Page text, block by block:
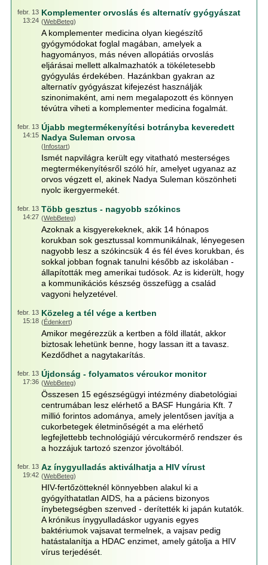
febr. 13
13:24
Komplementer orvoslás és alternatív gyógyászat
(WebBeteg)
A komplementer medicina olyan kiegészítő
gyógymódokat foglal magában, amelyek a
hagyományos, más néven allopátiás orvoslás
eljárásai mellett alkalmazhatók a tökéletesebb
gyógyulás érdekében. Hazánkban gyakran az
alternatív gyógyászat kifejezést használják
szinonimaként, ami nem megalapozott és könnyen
tévútra viheti a komplementer medicina fogalmát.
febr. 13
14:15
Újabb megtermékenyítési botrányba keveredett
Nadya Suleman orvosa
(Infostart)
Ismét napvilágra került egy vitatható mesterséges
megtermékenyítésről szóló hír, amelyet ugyanaz az
orvos végzett el, akinek Nadya Suleman köszönheti
nyolc ikergyermekét.
febr. 13
14:27
Több gesztus - nagyobb szókincs
(WebBeteg)
Azoknak a kisgyerekeknek, akik 14 hónapos
korukban sok gesztussal kommunikálnak, lényegesen
nagyobb lesz a szókincsük 4 és fél éves korukban, és
sokkal jobban fognak tanulni később az iskolában -
állapították meg amerikai tudósok. Az is kiderült, hogy
a kommunikációs készség összefügg a család
vagyoni helyzetével.
febr. 13
15:18
Közeleg a tél vége a kertben
(Édenkert)
Amikor megérezzük a kertben a föld illatát, akkor
biztosak lehetünk benne, hogy lassan itt a tavasz.
Kezdődhet a nagytakarítás.
febr. 13
17:36
Újdonság - folyamatos vércukor monitor
(WebBeteg)
Összesen 15 egészségügyi intézmény diabetológiai
centrumában lesz elérhető a BASF Hungária Kft. 7
millió forintos adománya, amely jelentősen javítja a
cukorbetegek életminőségét a ma elérhető
legfejlettebb technológiájú vércukormérő rendszer és
a hozzájuk tartozó szenzor jóvoltából.
febr. 13
19:42
Az ínygyulladás aktiválhatja a HIV vírust
(WebBeteg)
HIV-fertőzötteknél könnyebben alakul ki a
gyógyíthatatlan AIDS, ha a páciens bizonyos
ínybetegségben szenved - derítették ki japán kutatók.
A krónikus ínygyulladáskor ugyanis egyes
baktériumok vajsavat termelnek, a vajsav pedig
hatástalanítja a HDAC enzimet, amely gátolja a HIV
vírus terjedését.